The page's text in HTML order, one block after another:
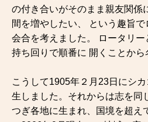
の付き合いがそのまま親友関係
間を増やしたい、 という趣旨
会合を考えました。 ロータリ
持ち回りで順番に 開くことから
こうして1905年２月23日にシ
生しました。それからは志を同
つぎ各地に生まれ、国境を超え